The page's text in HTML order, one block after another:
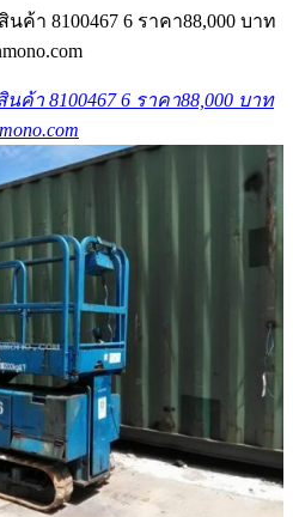
ค้า 8100467 6 ราคา88,000 บาท
ค้า 8100467 6 ราคา88,000 บาท